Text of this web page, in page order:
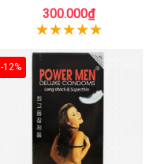
300.000₫
-12%